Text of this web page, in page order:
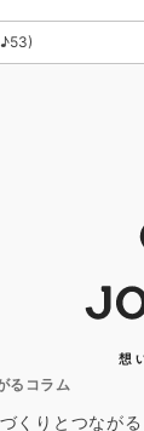
るコラム
くりとつながる